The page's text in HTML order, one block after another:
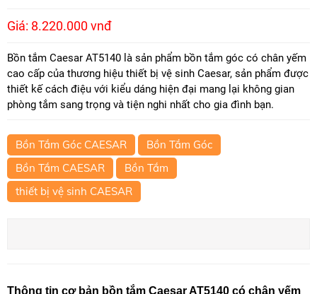
Giá: 8.220.000 vnđ
Bồn tắm Caesar AT5140 là sản phẩm bồn tắm góc có chân yếm
cao cấp của thương hiệu thiết bị vệ sinh Caesar, sản phẩm được
thiết kế cách điệu với kiểu dáng hiện đại mang lại không gian
phòng tắm sang trọng và tiện nghi nhất cho gia đình bạn.
Bồn Tắm Góc CAESAR
Bồn Tắm Góc
Bồn Tắm CAESAR
Bồn Tắm
thiết bị vệ sinh CAESAR
Thông tin cơ bản bồn tắm Caesar AT5140 có chân yếm